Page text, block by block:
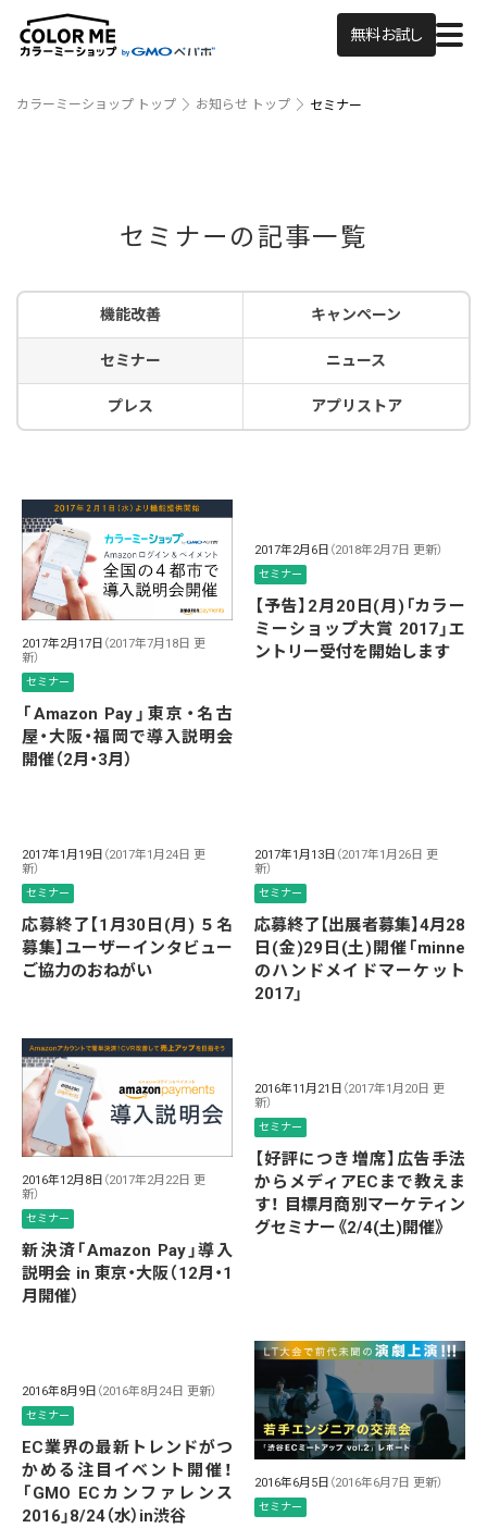
無料お試し
カラーミーショップ トップ お知らせ トップ セミナー
セミナーの記事一覧
機能改善 キャンペーン
セミナー ニュース
プレス アプリストア
2017年2月17日 （2017年7月18日 更
新）
セミナー
「Amazon Pay」東京・名古
屋・大阪・福岡で導入説明会
開催（2月・3月）
2017年2月6日 （2018年2月7日 更新）
セミナー
【予告】2月20日(月)「カラー
ミーショップ大賞 2017」エ
ントリー受付を開始します
2017年1月19日 （2017年1月24日 更
新）
セミナー
応募終了【1月30日(月) ５名
募集】ユーザーインタビュー
ご協力のおねがい
2017年1月13日 （2017年1月26日 更
新）
セミナー
応募終了【出展者募集】4月28
日(金)29日(土)開催「minne
のハンドメイドマーケット
2017」
2016年12月8日 （2017年2月22日 更
新）
セミナー
新決済「Amazon Pay」導入
説明会 in 東京・大阪（12月・1
月開催）
2016年11月21日 （2017年1月20日 更
新）
セミナー
【好評につき増席】広告手法
からメディアECまで教えま
す！ 目標月商別マーケティン
グセミナー《2/4(土)開催》
2016年8月9日 （2016年8月24日 更新）
セミナー
EC業界の最新トレンドがつ
かめる注目イベント開催！
「GMO ECカンファレンス
2016」8/24（水）in渋谷
2016年6月5日 （2016年6月7日 更新）
セミナー